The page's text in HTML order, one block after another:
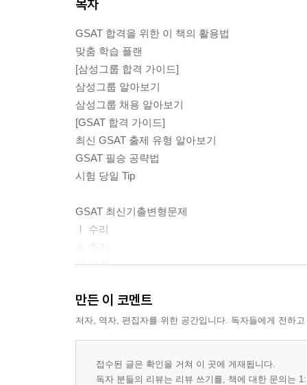
목차
GSAT 합격을 위한 이 책의 활용법
맞춤 학습 플랜
[삼성그룹 합격 가이드]
삼성그룹 알아보기
삼성그룹 채용 알아보기
[GSAT 합격 가이드]
최신 GSAT 출제 유형 알아보기
GSAT 필승 공략법
시험 당일 Tip
GSAT 최신기출변형문제
Ⅰ 수리
Ⅲ 지각
PART 1 수리
유형 2 응용계산
만든 이 코멘트
저자, 역자, 편집자를 위한 공간입니다. 독자들에게 전하
접수된 글은 확인을 거쳐 이 곳에 게재됩니다.
독자 분들의 리뷰는 리뷰 쓰기를, 책에 대한 문의는